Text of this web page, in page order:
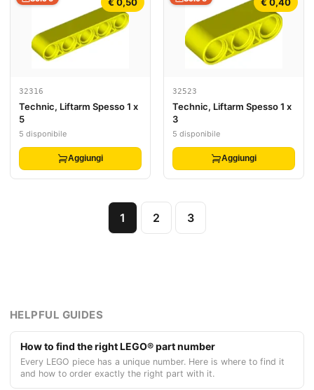
€ 0,50
32316
Technic, Liftarm Spesso 1 x
5
5 disponibile
Aggiungi
€ 0,40
32523
Technic, Liftarm Spesso 1 x
3
5 disponibile
Aggiungi
1 2 3
HELPFUL GUIDES
How to find the right LEGO® part number
Every LEGO piece has a unique number. Here is where to find it
and how to order exactly the right part with it.